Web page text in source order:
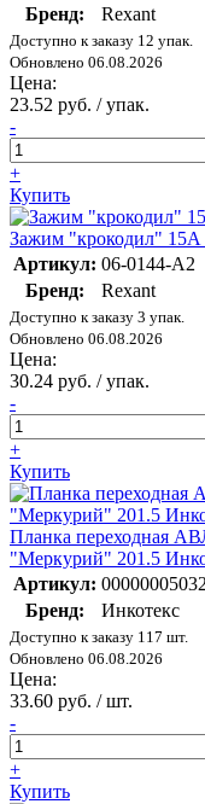
Бренд:
Rexant
Доступно к заказу 12 упак.
Обновлено 06.08.2026
Цена:
23.52 руб. / упак.
-
+
Купить
Зажим "крокодил" 15А
Артикул: 06-0144-A2
Бренд:
Rexant
Доступно к заказу 3 упак.
Обновлено 06.08.2026
Цена:
30.24 руб. / упак.
-
+
Купить
Планка переходная
"Меркурий" 201.5
Артикул: 00000005032
Бренд:
Инкотекс
Доступно к заказу 117 шт.
Обновлено 06.08.2026
Цена:
33.60 руб. / шт.
-
+
Купить